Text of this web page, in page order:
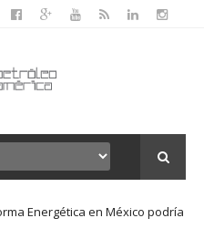
Energética en México podría